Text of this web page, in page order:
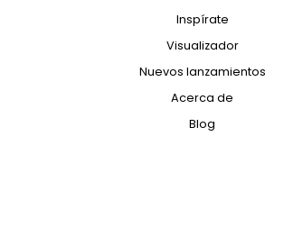
Inspírate
Visualizador
Nuevos lanzamientos
Acerca de
Blog